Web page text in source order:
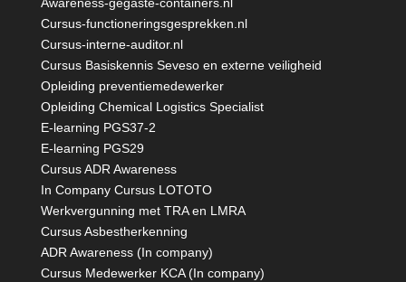
Awareness-gegaste-containers.nl
Cursus-functioneringsgesprekken.nl
Cursus-interne-auditor.nl
Cursus Basiskennis Seveso en externe veiligheid
Opleiding preventiemedewerker
Opleiding Chemical Logistics Specialist
E-learning PGS37-2
E-learning PGS29
Cursus ADR Awareness
In Company Cursus LOTOTO
Werkvergunning met TRA en LMRA
Cursus Asbestherkenning
ADR Awareness (In company)
Cursus Medewerker KCA (In company)